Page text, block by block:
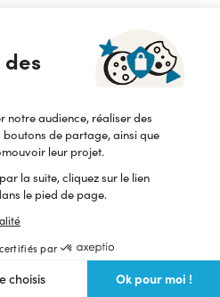
notre audience, réaliser des
de partage, ainsi que
leur projet.
la suite, cliquez sur le lien
le pied de page.
par
choisis Ok pour moi !